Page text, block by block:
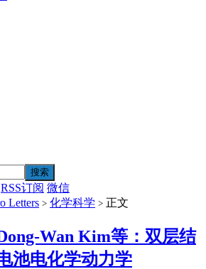
RSS订阅 微信
Letters > 化学科学 > 正文
Wan Kim等：双层结
池电化学动力学